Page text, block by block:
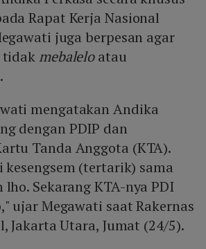
Rapat Kerja Nasional
juga berpesan agar
tidak mebaleloatau
mengatakan Andika
dengan PDIP dan
Tanda Anggota (KTA).
(tertarik) sama
lho. Sekarang KTA-nya PDI
ujar Megawati saat Rakernas
Jakarta Utara, Jumat (24/5).